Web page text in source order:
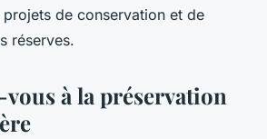
de conservation et de
réserves.
à la préservation